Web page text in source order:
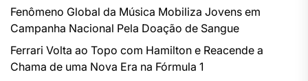
Fenômeno Global da Música Mobiliza Jovens em
Campanha Nacional Pela Doação de Sangue
Ferrari Volta ao Topo com Hamilton e Reacende a
Chama de uma Nova Era na Fórmula 1